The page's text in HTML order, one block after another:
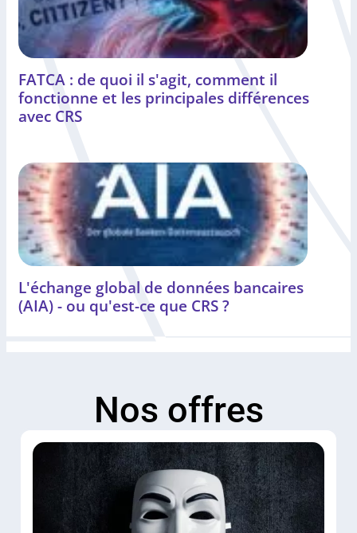
FATCA : de quoi il s'agit, comment il
fonctionne et les principales différences
avec CRS
L'échange global de données bancaires
(AIA) - ou qu'est-ce que CRS ?
Nos offres